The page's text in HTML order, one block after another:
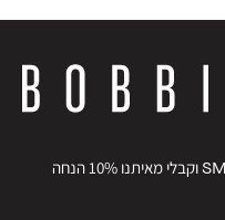
הרשמי לקבלת עדכונים במייל ובהודעות SMS וקבלי מאיתנו 10% הנחה